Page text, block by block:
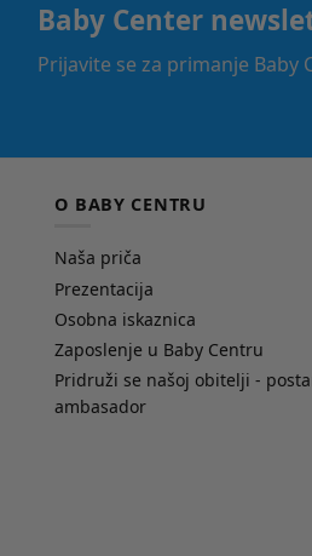
Baby Center
Prijavite se za primanje Baby
O BABY CENTRU
Naša priča
Prezentacija
Osobna iskaznica
Zaposlenje u Baby Centru
Pridruži se našoj obitelji -
ambasador